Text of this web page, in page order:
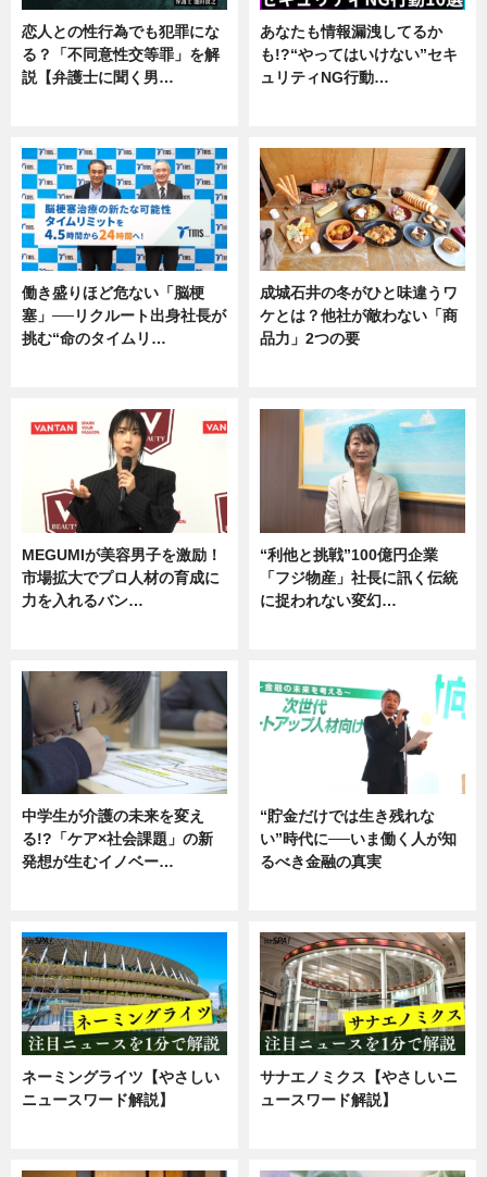
恋人との性行為でも犯罪にな
る？「不同意性交等罪」を解
説【弁護士に聞く男…
あなたも情報漏洩してるか
も!?“やってはいけない”セキ
ュリティNG行動…
働き盛りほど危ない「脳梗
塞」──リクルート出身社長が
挑む“命のタイムリ…
成城石井の冬がひと味違うワ
ケとは？他社が敵わない「商
品力」2つの要
MEGUMIが美容男子を激励！
市場拡大でプロ人材の育成に
力を入れるバン…
“利他と挑戦”100億円企業
「フジ物産」社長に訊く伝統
に捉われない変幻…
中学生が介護の未来を変え
る!?「ケア×社会課題」の新
発想が生むイノベー…
“貯金だけでは生き残れな
い”時代に──いま働く人が知
るべき金融の真実
ネーミングライツ【やさしい
ニュースワード解説】
サナエノミクス【やさしいニ
ュースワード解説】